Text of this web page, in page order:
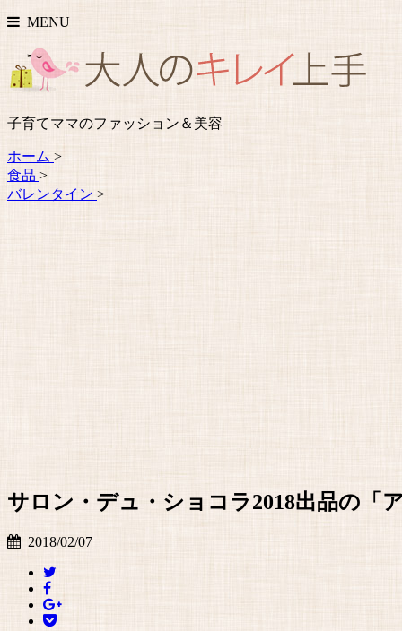
MENU
子育てママのファッション＆美容
ホーム >
食品 >
バレンタイン >
サロン・デュ・ショコラ2018出品の「
2018/02/07